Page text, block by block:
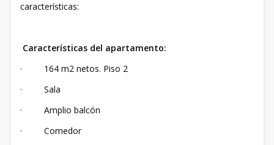
características:
Características del apartamento:
· 164 m2 netos. Piso 2
· Sala
· Amplio balcón
· Comedor